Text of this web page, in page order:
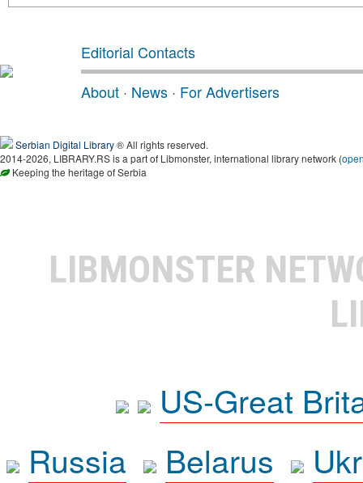
Editorial Contacts
About · News · For Advertisers
Serbian Digital Library® All rights reserved.
2014-2026, LIBRARY.RS is a part of Libmonster, international library network (
Keeping the heritage of Serbia
LIBMONSTER
US-Great
Russia
Belarus